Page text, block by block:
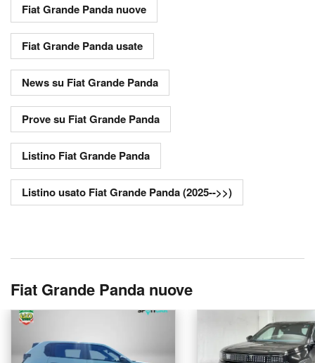
Fiat Grande Panda nuove
Fiat Grande Panda usate
News su Fiat Grande Panda
Prove su Fiat Grande Panda
Listino Fiat Grande Panda
Listino usato Fiat Grande Panda (2025-->>)
Fiat Grande Panda nuove